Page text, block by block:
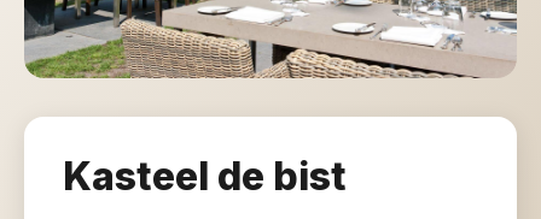
Kasteel de bist